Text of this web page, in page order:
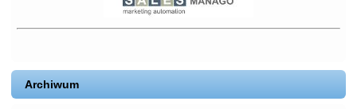
Archiwum